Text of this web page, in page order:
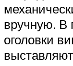
вручную. В
оголовки